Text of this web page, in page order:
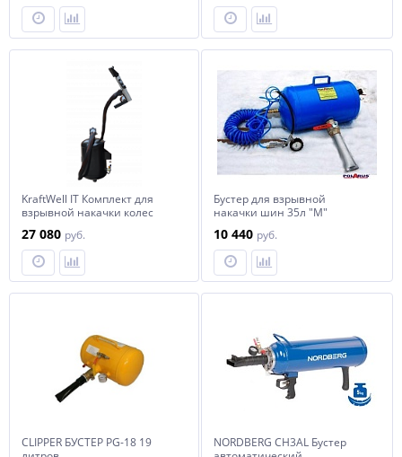
KraftWell IT Комплект для
взрывной накачки колес
27 080 руб.
Бустер для взрывной
накачки шин 35л "M"
10 440 руб.
CLIPPER БУСТЕР PG-18 19
NORDBERG CH3AL Бустер